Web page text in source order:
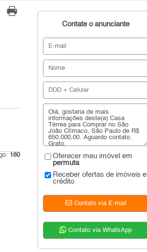
160
Contate o anunciante
Oferecer meu imóvel em
permuta
Receber ofertas de imóveis e
crédito
Contato via E-mail
Contato via WhatsApp